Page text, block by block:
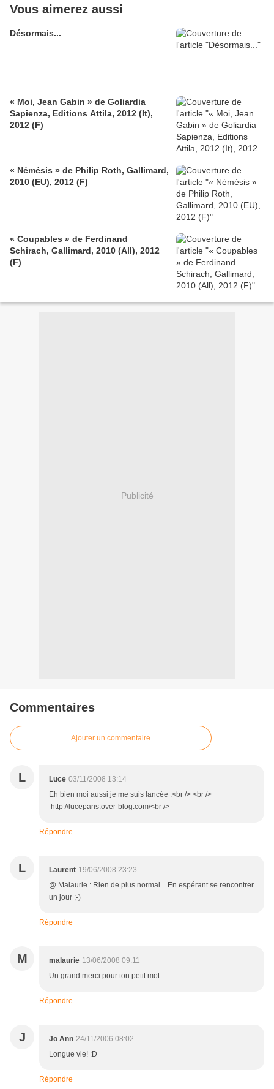
Vous aimerez aussi
Désormais...
« Moi, Jean Gabin » de Goliardia
Sapienza, Editions Attila, 2012 (It),
2012 (F)
« Némésis » de Philip Roth, Gallimard,
2010 (EU), 2012 (F)
« Coupables » de Ferdinand
Schirach, Gallimard, 2010 (All), 2012
(F)
Publicité
Commentaires
Ajouter un commentaire
L Luce 03/11/2008 13:14
Eh bien moi aussi je me suis lancée :<br /> <br />
http://luceparis.over-blog.com/<br />
Répondre
L Laurent 19/06/2008 23:23
@ Malaurie : Rien de plus normal... En espérant se rencontrer
un jour ;-)
Répondre
M malaurie 13/06/2008 09:11
Un grand merci pour ton petit mot...
Répondre
J Jo Ann 24/11/2006 08:02
Longue vie! :D
Répondre